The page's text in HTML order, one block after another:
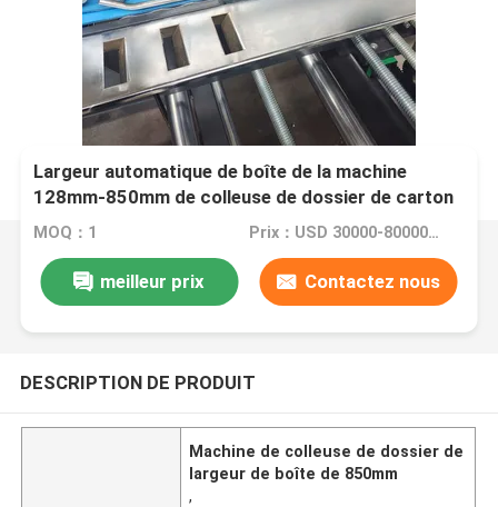
Largeur automatique de boîte de la machine
128mm-850mm de colleuse de dossier de carton
MOQ：1 Prix：USD 30000-80000/SET
meilleur prix Contactez nous
DESCRIPTION DE PRODUIT
Machine de colleuse de dossier de
largeur de boîte de 850mm
,